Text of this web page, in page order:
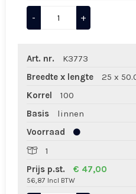
- +
Art. nr.
K3773
Breedte x lengte
25 x
Korrel
100
Basis
linnen
Voorraad
1
Prijs p.st.
€ 47,00
56,87 Incl BTW